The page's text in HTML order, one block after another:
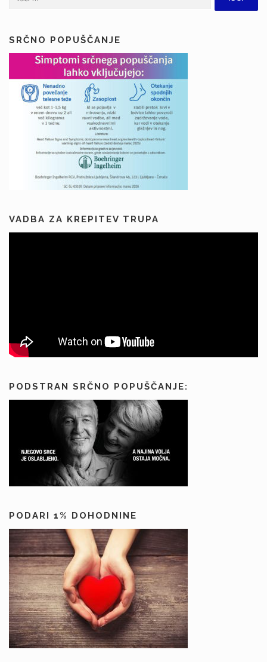
SRČNO POPUŠČANJE
VADBA ZA KREPITEV TRUPA
PODSTRAN SRČNO POPUŠČANJE:
PODARI 1% DOHODNINE